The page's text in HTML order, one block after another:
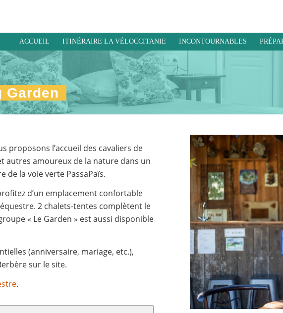
ACCUEIL ITINÉRAIRE LA VÉLOCCITANIE INCONTOURNABLES
Garden
proposons l’accueil des cavaliers de
autres amoureux de la nature dans un
de la voie verte PassaPaïs.
d’un emplacement confortable
2 chalets-tentes complètent le
« Le Garden » est aussi disponible
(anniversaire, mariage, etc.),
sur le site.
.